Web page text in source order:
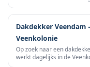
veenarbeiderswoning
Dakdekker Veendam
Veenkolonie
Op zoek naar een
werkt dagelijks in de